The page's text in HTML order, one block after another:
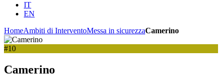
IT
EN
HomeAmbiti di InterventoMessa in sicurezzaCamerino
#10
Camerino